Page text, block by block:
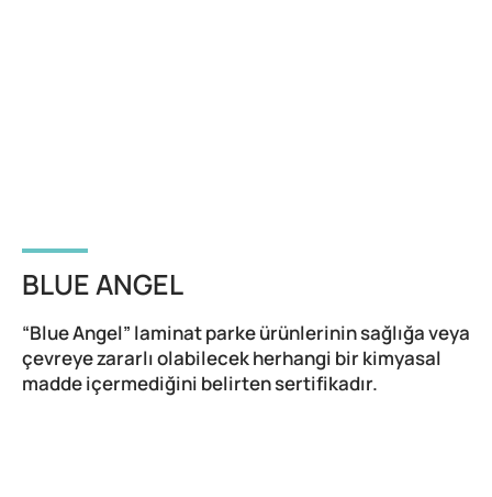
BLUE ANGEL
“Blue Angel” laminat parke ürünlerinin sağlığa veya
çevreye zararlı olabilecek herhangi bir kimyasal
madde içermediğini belirten sertifikadır.